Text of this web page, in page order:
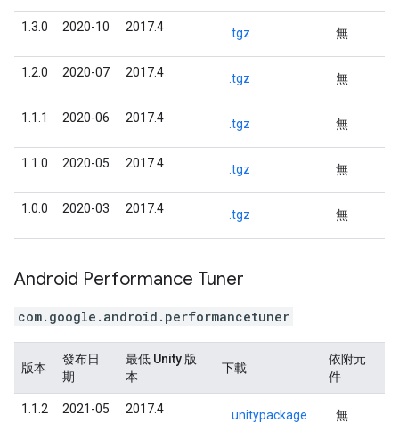
1.3.0 2020-10 2017.4 .tgz 無
1.2.0 2020-07 2017.4 .tgz 無
1.1.1 2020-06 2017.4 .tgz 無
1.1.0 2020-05 2017.4 .tgz 無
1.0.0 2020-03 2017.4 .tgz 無
Android Performance Tuner
com.google.android.performancetuner
版本
發布日
期
最低 Unity 版
本
下載
依附元
件
1.1.2 2021-05 2017.4 .unitypackage 無